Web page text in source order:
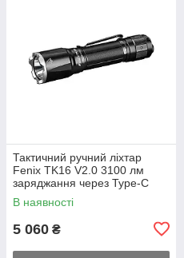
Тактичний ручний ліхтар
Fenix TK16 V2.0 3100 лм
заряджання через Type-C
(Чорний)
В наявності
5 060 ₴